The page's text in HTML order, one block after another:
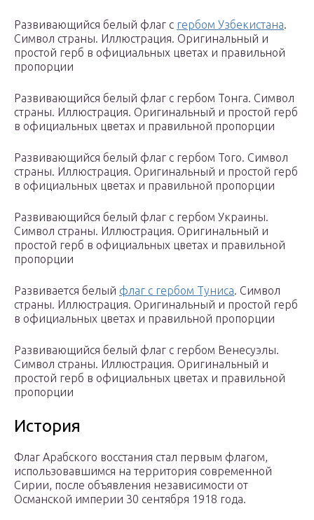
Развивающийся белый флаг с гербом Узбекистана.
Символ страны. Иллюстрация. Оригинальный и
простой герб в официальных цветах и правильной
пропорции
Развивающийся белый флаг с гербом Тонга. Символ
страны. Иллюстрация. Оригинальный и простой герб
в официальных цветах и правильной пропорции
Развивающийся белый флаг с гербом Того. Символ
страны. Иллюстрация. Оригинальный и простой герб
в официальных цветах и правильной пропорции
Развивающийся белый флаг с гербом Украины.
Символ страны. Иллюстрация. Оригинальный и
простой герб в официальных цветах и правильной
пропорции
Развивается белый флаг с гербом Туниса. Символ
страны. Иллюстрация. Оригинальный и простой герб
в официальных цветах и правильной пропорции
Развивающийся белый флаг с гербом Венесуэлы.
Символ страны. Иллюстрация. Оригинальный и
простой герб в официальных цветах и правильной
пропорции
История
Флаг Арабского восстания стал первым флагом,
использовавшимся на территория современной
Сирии, после объявления независимости от
Османской империи 30 сентября 1918 года.